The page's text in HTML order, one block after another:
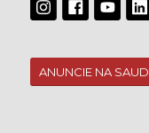
ANUNCIE NA